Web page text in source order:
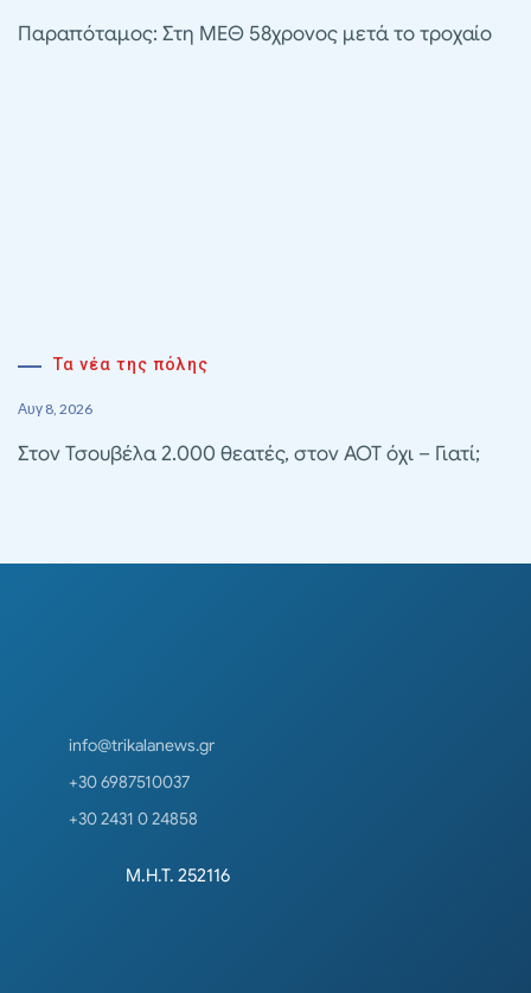
Παραπόταμος: Στη ΜΕΘ 58χρονος μετά το τροχαίο
Τα νέα της πόλης
Αυγ 8, 2026
Στον Τσουβέλα 2.000 θεατές, στον ΑΟΤ όχι – Γιατί;
info@trikalanews.gr
+30 6987510037
+30 2431 0 24858
Μ.Η.Τ. 252116